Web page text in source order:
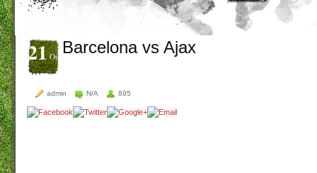
21Ott Barcelona vs Ajax
admin N/A 895